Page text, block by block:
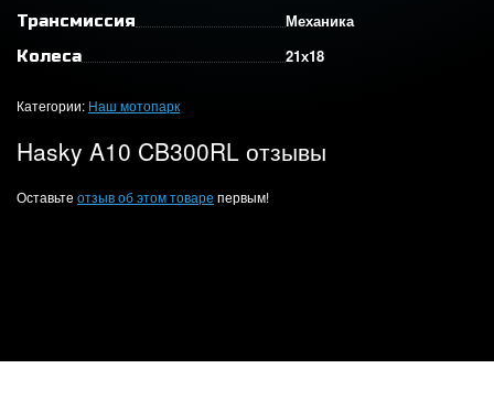
Трансмиссия Механика
Колеса 21х18
Категории: Наш мотопарк
Hasky A10 CB300RL отзывы
Оставьте отзыв об этом товаре первым!